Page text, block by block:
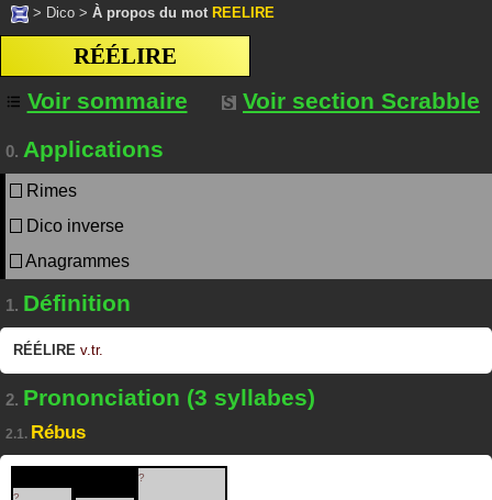
> Dico > À propos du mot REELIRE
RÉÉLIRE
Voir sommaire
Voir section Scrabble
0. Applications
Rimes
Dico inverse
Anagrammes
1. Définition
RÉÉLIRE v.tr.
2. Prononciation (3 syllabes)
2.1. Rébus
?
?